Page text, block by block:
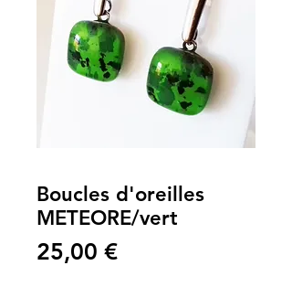
Boucles d'oreilles
METEORE/vert
25,00 €Prix